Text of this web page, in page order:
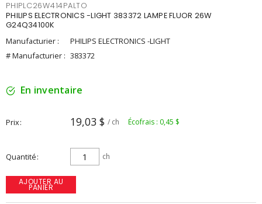
PHIPLC26W414PALTO
PHILIPS ELECTRONICS -LIGHT 383372 LAMPE FLUOR 26W
G24Q34100K
Manufacturier :
PHILIPS ELECTRONICS -LIGHT
# Manufacturier : 383372
En inventaire
Prix 19,03 $ / ch Écofrais : 0,45 $
Quantité ch
AJOUTER AU
PANIER